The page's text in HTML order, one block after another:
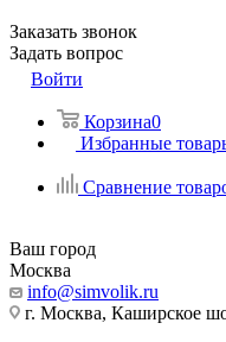
Заказать звонок
Задать вопрос
Войти
Корзина0
Избранные
Сравнение
Ваш город
Москва
info@simvolik.ru
г. Москва, Каширское